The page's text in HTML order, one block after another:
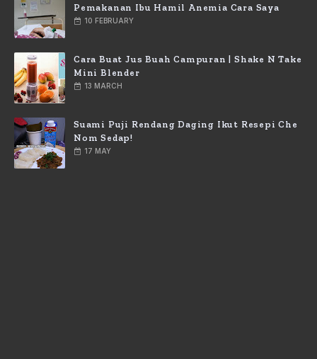
Pemakanan Ibu Hamil Anemia Cara Saya
10 FEBRUARY
Cara Buat Jus Buah Campuran | Shake N Take
Mini Blender
13 MARCH
Suami Puji Rendang Daging Ikut Resepi Che
Nom Sedap!
17 MAY